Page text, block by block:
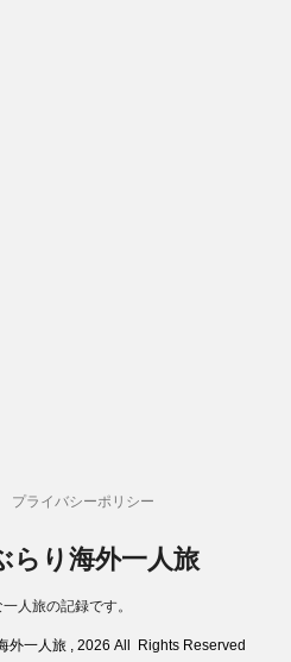
プライバシーポリシー
らり海外一人旅
人旅の記録です。
外一人旅 , 2026 All Rights Reserved